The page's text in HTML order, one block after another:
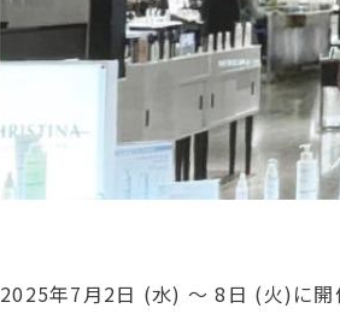
2025年7月2日 (水) ～ 8日 (火)に開